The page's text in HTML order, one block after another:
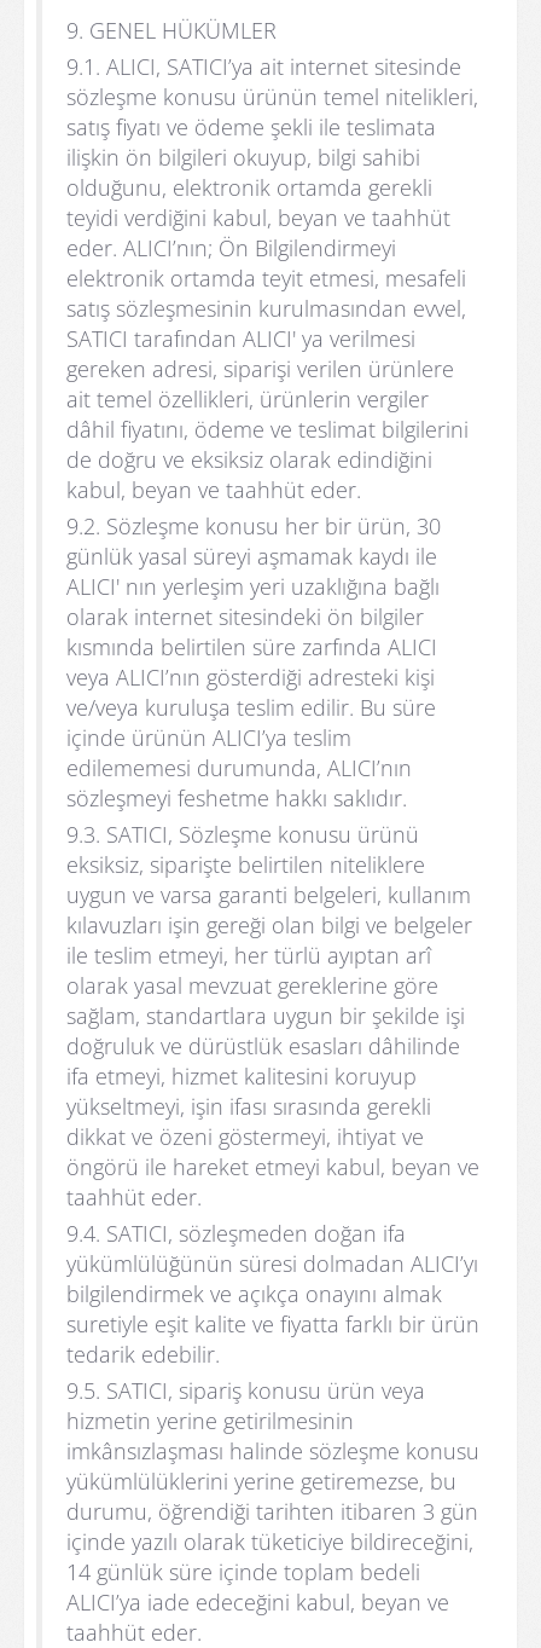
9. GENEL HÜKÜMLER
9.1. ALICI, SATICI’ya ait internet sitesinde
sözleşme konusu ürünün temel nitelikleri,
satış fiyatı ve ödeme şekli ile teslimata
ilişkin ön bilgileri okuyup, bilgi sahibi
olduğunu, elektronik ortamda gerekli
teyidi verdiğini kabul, beyan ve taahhüt
eder. ALICI’nın; Ön Bilgilendirmeyi
elektronik ortamda teyit etmesi, mesafeli
satış sözleşmesinin kurulmasından evvel,
SATICI tarafından ALICI' ya verilmesi
gereken adresi, siparişi verilen ürünlere
ait temel özellikleri, ürünlerin vergiler
dâhil fiyatını, ödeme ve teslimat bilgilerini
de doğru ve eksiksiz olarak edindiğini
kabul, beyan ve taahhüt eder.
9.2. Sözleşme konusu her bir ürün, 30
günlük yasal süreyi aşmamak kaydı ile
ALICI' nın yerleşim yeri uzaklığına bağlı
olarak internet sitesindeki ön bilgiler
kısmında belirtilen süre zarfında ALICI
veya ALICI’nın gösterdiği adresteki kişi
ve/veya kuruluşa teslim edilir. Bu süre
içinde ürünün ALICI’ya teslim
edilememesi durumunda, ALICI’nın
sözleşmeyi feshetme hakkı saklıdır.
9.3. SATICI, Sözleşme konusu ürünü
eksiksiz, siparişte belirtilen niteliklere
uygun ve varsa garanti belgeleri, kullanım
kılavuzları işin gereği olan bilgi ve belgeler
ile teslim etmeyi, her türlü ayıptan arî
olarak yasal mevzuat gereklerine göre
sağlam, standartlara uygun bir şekilde işi
doğruluk ve dürüstlük esasları dâhilinde
ifa etmeyi, hizmet kalitesini koruyup
yükseltmeyi, işin ifası sırasında gerekli
dikkat ve özeni göstermeyi, ihtiyat ve
öngörü ile hareket etmeyi kabul, beyan ve
taahhüt eder.
9.4. SATICI, sözleşmeden doğan ifa
yükümlülüğünün süresi dolmadan ALICI’yı
bilgilendirmek ve açıkça onayını almak
suretiyle eşit kalite ve fiyatta farklı bir ürün
tedarik edebilir.
9.5. SATICI, sipariş konusu ürün veya
hizmetin yerine getirilmesinin
imkânsızlaşması halinde sözleşme konusu
yükümlülüklerini yerine getiremezse, bu
durumu, öğrendiği tarihten itibaren 3 gün
içinde yazılı olarak tüketiciye bildireceğini,
14 günlük süre içinde toplam bedeli
ALICI’ya iade edeceğini kabul, beyan ve
taahhüt eder.